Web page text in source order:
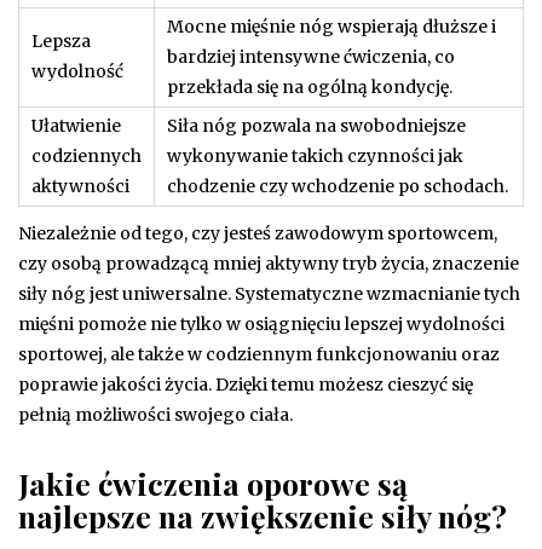
Lepsza
wydolność
Mocne mięśnie nóg wspierają dłuższe i
bardziej intensywne ćwiczenia, co
przekłada się na ogólną kondycję.
Ułatwienie
codziennych
aktywności
Siła nóg pozwala na swobodniejsze
wykonywanie takich czynności jak
chodzenie czy wchodzenie po schodach.
Niezależnie od tego, czy jesteś zawodowym sportowcem,
czy osobą prowadzącą mniej aktywny tryb życia, znaczenie
siły nóg jest uniwersalne. Systematyczne wzmacnianie tych
mięśni pomoże nie tylko w osiągnięciu lepszej wydolności
sportowej, ale także w codziennym funkcjonowaniu oraz
poprawie jakości życia. Dzięki temu możesz cieszyć się
pełnią możliwości swojego ciała.
Jakie ćwiczenia oporowe są
najlepsze na zwiększenie siły nóg?